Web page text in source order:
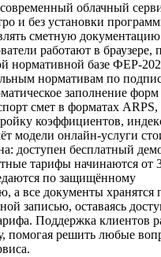
облачный
и без установки
сметную
работают в браузере,
нормативной базе
нормативам по
заполнение
смет в форматах ARPS,
коэффициентов,
модели онлайн‑услуги
доступен бесплатный
тарифы начинаются от
по защищённому
а все документы хранятся
записью, оставаясь
Поддержка клиентов
помогая решить любые